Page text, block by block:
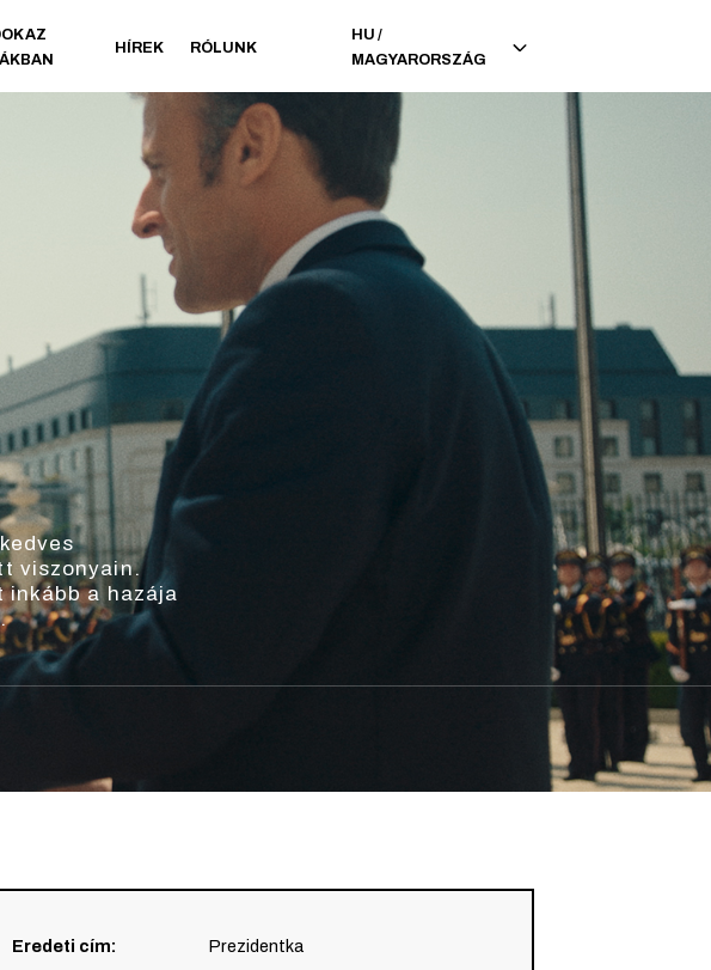
AZ
HÍREK RÓLUNK
HU /
MAGYARORSZÁG
viszonyain.
a hazája
Eredeti cím: Prezidentka